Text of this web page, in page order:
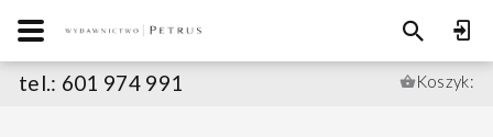
tel.: 601 974 991 Koszyk: